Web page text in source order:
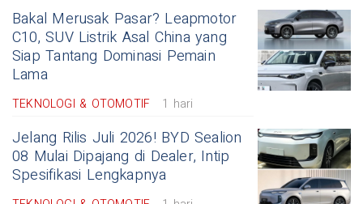
Bakal Merusak Pasar? Leapmotor
C10, SUV Listrik Asal China yang
Siap Tantang Dominasi Pemain
Lama
TEKNOLOGI & OTOMOTIF 1 hari
Jelang Rilis Juli 2026! BYD Sealion
08 Mulai Dipajang di Dealer, Intip
Spesifikasi Lengkapnya